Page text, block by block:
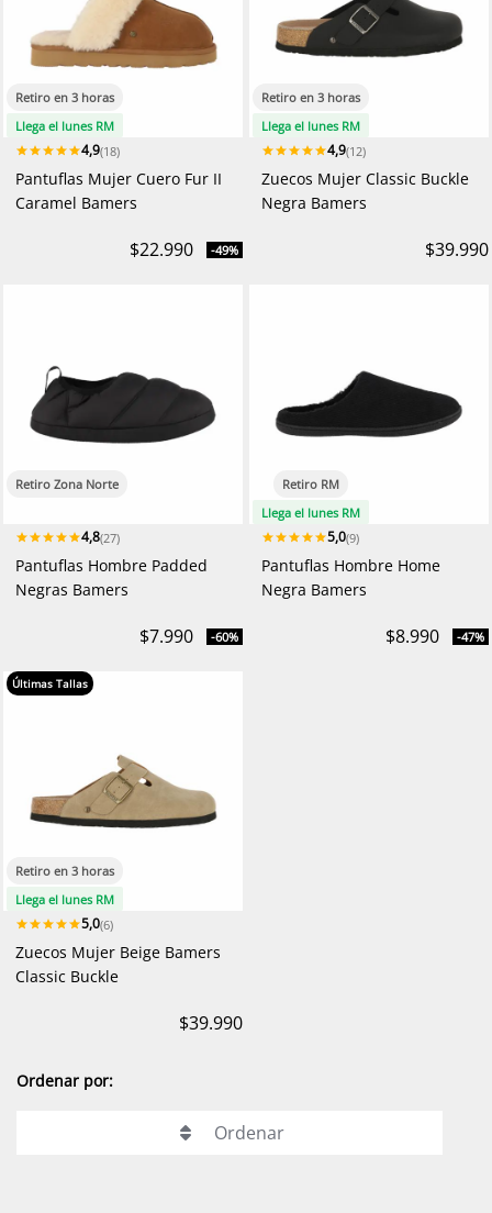
Retiro en 3 horas
Llega el lunes RM
4,9(18)
Pantuflas Mujer Cuero Fur II
Caramel Bamers
$22.990 -49%
Retiro en 3 horas
Llega el lunes RM
4,9(12)
Zuecos Mujer Classic Buckle
Negra Bamers
$39.990
Retiro Zona Norte
4,8(27)
Pantuflas Hombre Padded
Negras Bamers
$7.990 -60%
Retiro RM
Llega el lunes RM
5,0(9)
Pantuflas Hombre Home
Negra Bamers
$8.990 -47%
Últimas Tallas
Retiro en 3 horas
Llega el lunes RM
5,0(6)
Zuecos Mujer Beige Bamers
Classic Buckle
$39.990
Ordenar por:
Ordenar